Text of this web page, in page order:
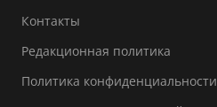
Контакты
Редакционная политика
Политика конфиденциальности